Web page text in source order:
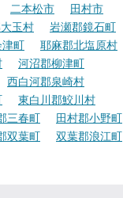
二本松市
田村市
玉村
岩瀬郡鏡石町
津町
耶麻郡北塩原村
河沼郡柳津町
西白河郡泉崎村
東白川郡鮫川村
三春町
田村郡小野町
双葉町
双葉郡浪江町